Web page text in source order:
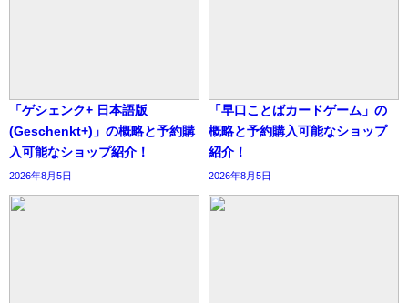
「ゲシェンク+ 日本語版
(Geschenkt+)」の概略と予約購
入可能なショップ紹介！
2026年8月5日
「早口ことばカードゲーム」の
概略と予約購入可能なショップ
紹介！
2026年8月5日